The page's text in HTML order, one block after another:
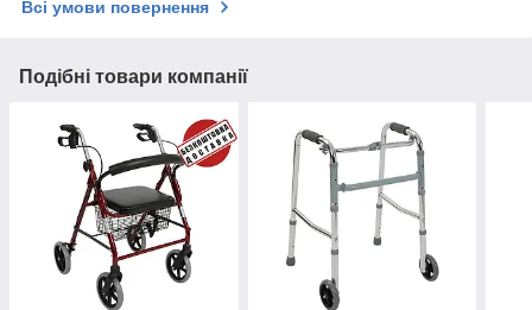
Всі умови повернення
Подібні товари компанії